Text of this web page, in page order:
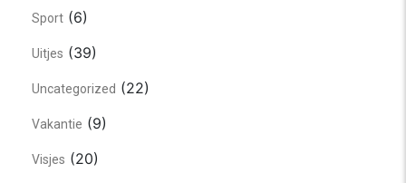
Sport (6)
Uitjes (39)
Uncategorized (22)
Vakantie (9)
Visjes (20)